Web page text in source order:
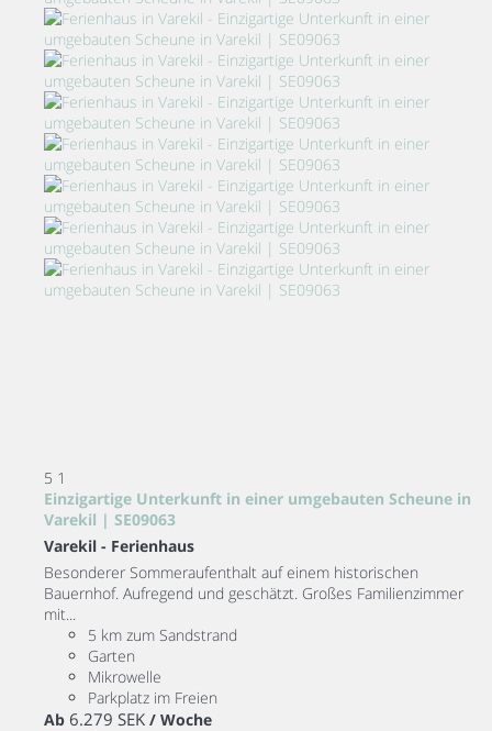
5 1
Einzigartige Unterkunft in einer umgebauten Scheune in
Varekil | SE09063
Varekil - Ferienhaus
Besonderer Sommeraufenthalt auf einem historischen
Bauernhof. Aufregend und geschätzt. Großes Familienzimmer
mit...
5 km zum Sandstrand
Garten
Mikrowelle
Parkplatz im Freien
Ab 6.279 SEK / Woche